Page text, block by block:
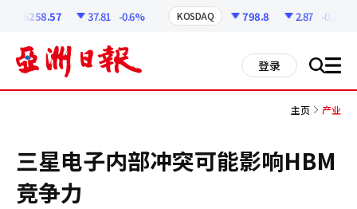
6258.57 37.81 -0.6% KOSDAQ 798.8 2.87 -0.36%
登录 搜 all
主页 产业
三星电子内部冲突可能影响HBM
竞争力